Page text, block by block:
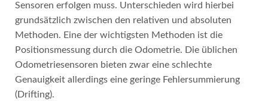
Sensoren erfolgen muss. Unterschieden wird hierbei
grundsätzlich zwischen den relativen und absoluten
Methoden. Eine der wichtigsten Methoden ist die
Positionsmessung durch die Odometrie. Die üblichen
Odometriesensoren bieten zwar eine schlechte
Genauigkeit allerdings eine geringe Fehlersummierung
(Drifting).